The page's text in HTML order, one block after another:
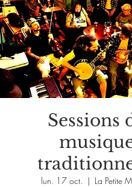
Sessions
lun. 17 oct.
  |
La Petite